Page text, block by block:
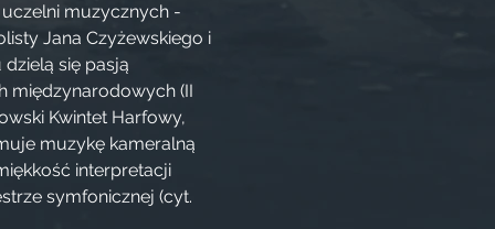
muzycznych -
Jana Czyżewskiego i
się pasją
międzynarodowych (II
Kwintet Harfowy,
muzykę kameralną
interpretacji
symfonicznej (cyt.